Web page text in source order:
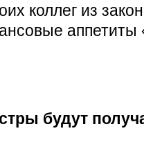
коллег из
аппетиты
будут